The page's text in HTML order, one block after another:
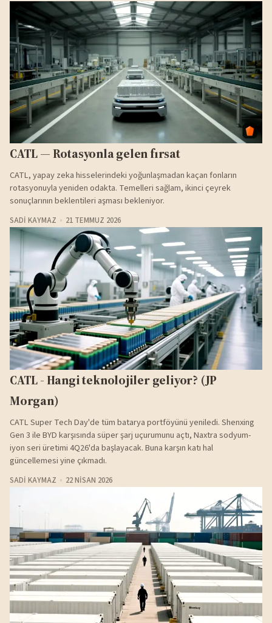
CATL — Rotasyonla gelen fırsat
CATL, yapay zeka hisselerindeki yoğunlaşmadan kaçan fonların
rotasyonuyla yeniden odakta. Temelleri sağlam, ikinci çeyrek
sonuçlarının beklentileri aşması bekleniyor.
SADI KAYMAZ 21 TEMMUZ 2026
CATL - Hangi teknolojiler geliyor? (JP
Morgan)
CATL Super Tech Day'de tüm batarya portföyünü yeniledi. Shenxing
Gen 3 ile BYD karşısında süper şarj uçurumunu açtı, Naxtra sodyum-
iyon seri üretimi 4Q26'da başlayacak. Buna karşın katı hal
güncellemesi yine çıkmadı.
SADI KAYMAZ 22 NISAN 2026